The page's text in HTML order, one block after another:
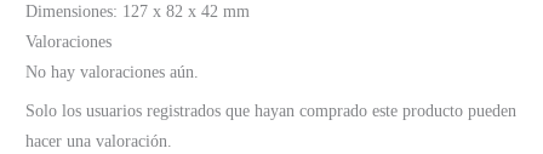
Dimensiones: 127 x 82 x 42 mm
Valoraciones
No hay valoraciones aún.
Solo los usuarios registrados que hayan comprado este producto pueden
hacer una valoración.